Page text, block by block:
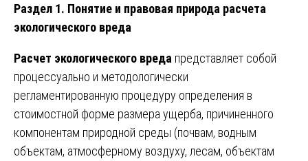
Раздел 1. Понятие и правовая природа расчета
экологического вреда
Расчет экологического вреда представляет собой
процессуально и методологически
регламентированную процедуру определения в
стоимостной форме размера ущерба, причиненного
компонентам природной среды (почвам, водным
объектам, атмосферному воздуху, лесам, объектам